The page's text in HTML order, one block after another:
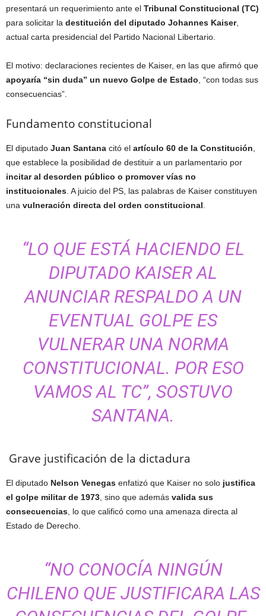
presentará un requerimiento ante el Tribunal Constitucional (TC)
para solicitar la destitución del diputado Johannes Kaiser,
actual carta presidencial del Partido Nacional Libertario.
El motivo: declaraciones recientes de Kaiser, en las que afirmó que
apoyaría “sin duda” un nuevo Golpe de Estado , “con todas sus
consecuencias”.
Fundamento constitucional
El diputado Juan Santana citó el artículo 60 de la Constitución
que establece la posibilidad de destituir a un parlamentario por
incitar al desorden público o promover vías no
institucionales . A juicio del PS, las palabras de Kaiser constituyen
una vulneración directa del orden constitucional
“LO QUE ESTÁ HACIENDO EL
DIPUTADO KAISER AL
ANUNCIAR RESPALDO A UN
EVENTUAL GOLPE ES
VULNERAR UNA NORMA
CONSTITUCIONAL. POR ESO
VAMOS AL TC”, SOSTUVO
SANTANA.
Grave justificación de la dictadura
El diputado Nelson Venegas enfatizó que Kaiser no solo justifica
el golpe militar de 1973 , sino que además valida sus
consecuencias , lo que calificó como una amenaza directa al
Estado de Derecho.
“NO CONOCÍA NINGÚN
CHILENO QUE JUSTIFICARA LAS